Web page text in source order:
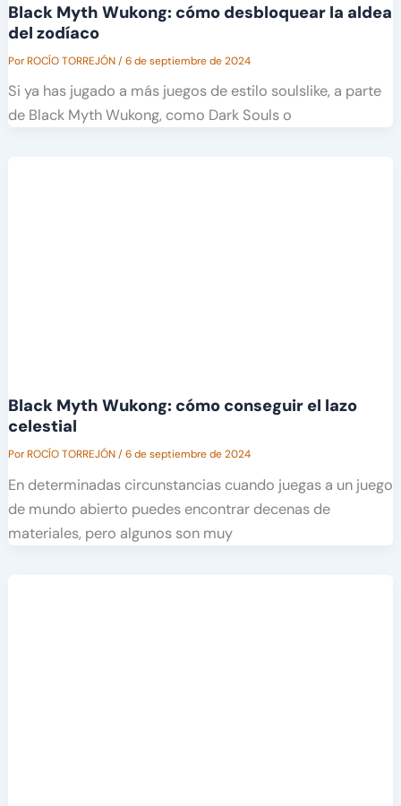
Black Myth Wukong: cómo desbloquear la aldea
del zodíaco
PorROCÍO TORREJÓN/6 de septiembre de 2024
Si ya has jugado a más juegos de estilo soulslike, a parte
de Black Myth Wukong, como Dark Souls o
Black Myth Wukong: cómo conseguir el lazo
celestial
PorROCÍO TORREJÓN/6 de septiembre de 2024
En determinadas circunstancias cuando juegas a un juego
de mundo abierto puedes encontrar decenas de
materiales, pero algunos son muy